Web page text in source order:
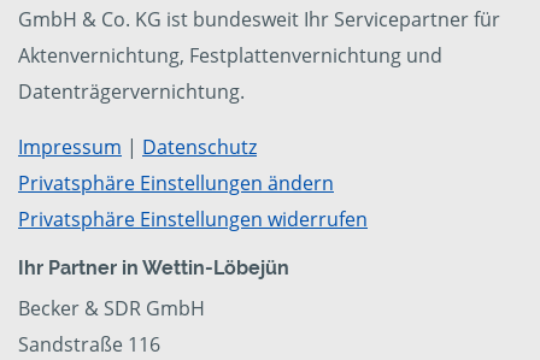
GmbH & Co. KG ist bundesweit Ihr Servicepartner für
Aktenvernichtung, Festplattenvernichtung und
Datenträgervernichtung.
Impressum | Datenschutz
Privatsphäre Einstellungen ändern
Privatsphäre Einstellungen widerrufen
Ihr Partner in Wettin-Löbejün
Becker & SDR GmbH
Sandstraße 116